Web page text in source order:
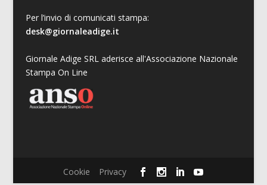
Per l’invio di comunicati stampa:
desk@giornaleadige.it
Giornale Adige SRL aderisce all'Associazione Nazionale
Stampa On Line
Cookie Privacy